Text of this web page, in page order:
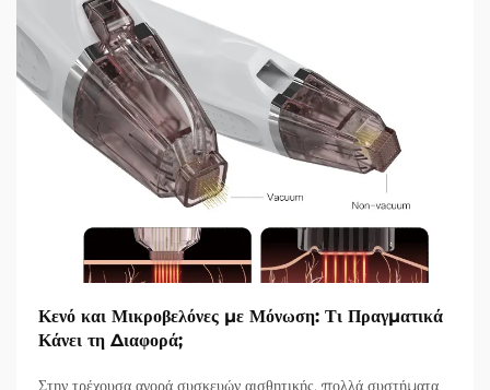
Κενό και Μικροβελόνες με Μόνωση: Τι Πραγματικά
Κάνει τη Διαφορά;
Στην τρέχουσα αγορά συσκευών αισθητικής, πολλά συστήματα